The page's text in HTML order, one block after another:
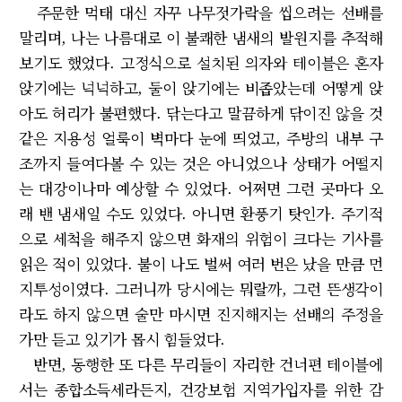
주문한 먹태 대신 자꾸 나무젓가락을 씹으려는 선배를
말리며, 나는 나름대로 이 불쾌한 냄새의 발원지를 추적해
보기도 했었다. 고정식으로 설치된 의자와 테이블은 혼자
앉기에는 넉넉하고, 둘이 앉기에는 비좁았는데 어떻게 앉
아도 허리가 불편했다. 닦는다고 말끔하게 닦이진 않을 것
같은 지용성 얼룩이 벽마다 눈에 띄었고, 주방의 내부 구
조까지 들여다볼 수 있는 것은 아니었으나 상태가 어떨지
는 대강이나마 예상할 수 있었다. 어쩌면 그런 곳마다 오
래 밴 냄새일 수도 있었다. 아니면 환풍기 탓인가. 주기적
으로 세척을 해주지 않으면 화재의 위험이 크다는 기사를
읽은 적이 있었다. 불이 나도 벌써 여러 번은 났을 만큼 먼
지투성이였다. 그러니까 당시에는 뭐랄까, 그런 뜬생각이
라도 하지 않으면 술만 마시면 진지해지는 선배의 주정을
가만 듣고 있기가 몹시 힘들었다.
반면, 동행한 또 다른 무리들이 자리한 건너편 테이블에
서는 종합소득세라든지, 건강보험 지역가입자를 위한 감